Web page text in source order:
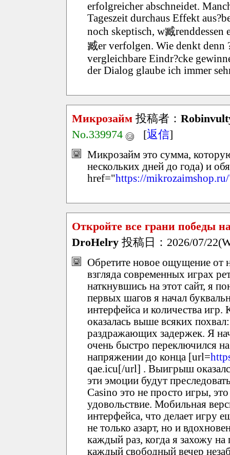
erfolgreicher abschneidet.
Tageszeit durchaus Effekt
noch skeptisch, w臧renddessen
臧er verfolgen. Wie denkt denn
vergleichbare Eindr?cke
der Dialog glaube ich immer
Микрозайм 投稿者：
No.339974
[返信]
Микрозайм это сумма,
нескольких дней до года) и
href="https://
Откройте все грани победы
DroHelry 投稿日：2026/07/
Обретите новое ощущение от
взгляда современных играх
наткнувшись на этот сайт, я
первых шагов я начал
интерфейса и количества игр.
оказалась выше всяких
раздражающих задержек. Я
очень быстро переключился
напряжении до конца [url=
qae.icu[/url] . Выигрыш
эти эмоции будут
Casino это не просто игры,
удовольствие. Мобильная
интерфейса, что делает игру
не только азарт, но и
каждый раз, когда я захожу
каждый свободный вечер